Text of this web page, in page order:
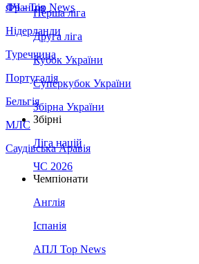
Франція
Нідерланди
Туреччина
Португалія
Бельгія
МЛС
Саудівська Аравія
ЛЧ - Top News
Перша ліга
Друга ліга
Кубок України
Суперкубок України
Збірна України
Збірні
Ліга націй
ЧС 2026
Чемпіонати
Англія
Іспанія
АПЛ Top News